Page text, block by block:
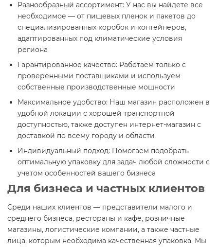
Разнообразный ассортимент: У нас вы найдете все
необходимое — от пищевых пленок и пакетов до
специализированных коробок и контейнеров,
адаптированных под климатические условия
региона
Гарантированное качество: Работаем только с
проверенными поставщиками и используем
собственные производственные мощности
Максимальное удобство: Наш магазин расположен в
удобной локации с хорошей транспортной
доступностью, также доступен интернет-магазин с
доставкой по всему городу и области
Индивидуальный подход: Помогаем подобрать
оптимальную упаковку для задач любой сложности с
учетом особенностей вашего бизнеса
Для бизнеса и частных клиентов
Среди наших клиентов — представители малого и
среднего бизнеса, рестораны и кафе, розничные
магазины, логистические компании, а также частные
лица, которым необходима качественная упаковка. Мы